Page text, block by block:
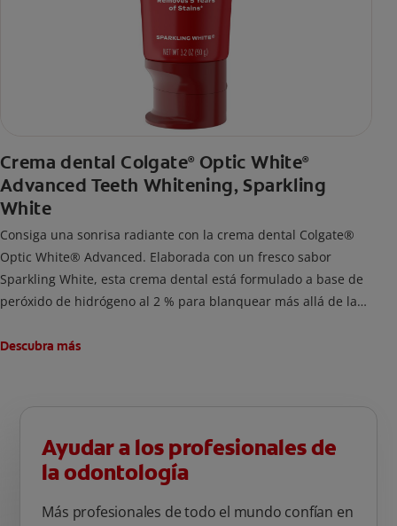
Crema dental Colgate® Optic White®
Advanced Teeth Whitening, Sparkling
White
Consiga una sonrisa radiante con la crema dental Colgate®
Optic White® Advanced. Elaborada con un fresco sabor
Sparkling White, esta crema dental está formulado a base de
peróxido de hidrógeno al 2 % para blanquear más allá de las
Descubra más
Ayudar a los profesionales de
la odontología
Más profesionales de todo el mundo confían en